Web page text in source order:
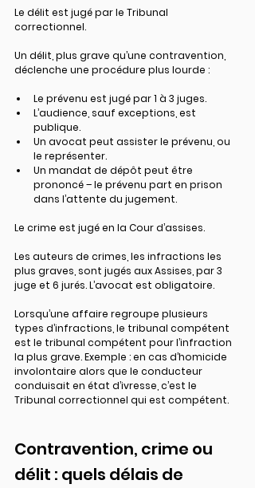
Le délit est jugé par le Tribunal
correctionnel.
Un délit, plus grave qu’une contravention,
déclenche une procédure plus lourde :
Le prévenu est jugé par 1 à 3 juges.
L’audience, sauf exceptions, est
publique.
Un avocat peut assister le prévenu, ou
le représenter.
Un mandat de dépôt peut être
prononcé – le prévenu part en prison
dans l’attente du jugement.
Le crime est jugé en la Cour d’assises.
Les auteurs de crimes, les infractions les
plus graves, sont jugés aux Assises, par 3
juge et 6 jurés. L’avocat est obligatoire.
Lorsqu’une affaire regroupe plusieurs
types d’infractions, le tribunal compétent
est le tribunal compétent pour l’infraction
la plus grave. Exemple : en cas d’homicide
involontaire alors que le conducteur
conduisait en état d’ivresse, c’est le
Tribunal correctionnel qui est compétent.
Contravention, crime ou
délit : quels délais de